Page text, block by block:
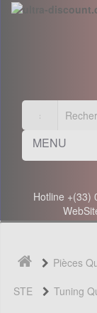
MENU
Hotline +(33)
Pièces
STE
Tuning